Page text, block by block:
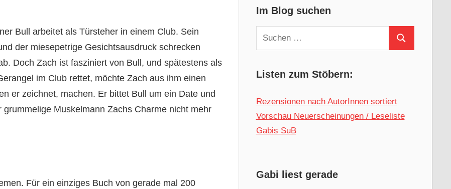
Bull arbeitet als Türsteher in einem Club. Sein
der miesepetrige Gesichtsausdruck schrecken
Doch Zach ist fasziniert von Bull, und spätestens als
im Club rettet, möchte Zach aus ihm einen
er zeichnet, machen. Er bittet Bull um ein Date und
grummelige Muskelmann Zachs Charme nicht mehr
Für ein einziges Buch von gerade mal 200
Im Blog suchen
Suchen
nach:
Suchen
Listen zum Stöbern:
Rezensionen nach AutorInnen sortiert
Vorschau Neuerscheinungen / Leseliste
Gabis SuB
Gabi liest gerade